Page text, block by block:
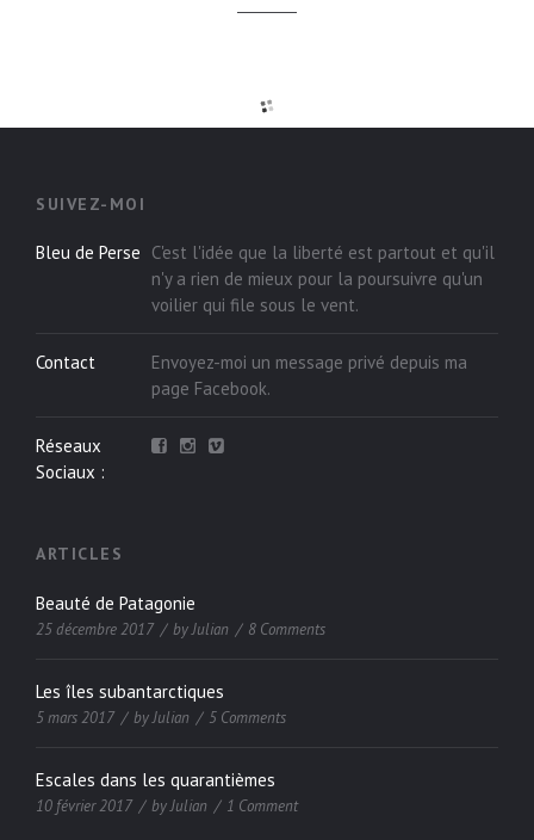
SUIVEZ-MOI
Bleu de Perse C'est l'idée que la liberté est partout et qu'il
n'y a rien de mieux pour la poursuivre qu'un
voilier qui file sous le vent.
Contact
Envoyez-moi un message privé depuis ma
page Facebook.
Réseaux
Sociaux :
ARTICLES
Beauté de Patagonie
25 décembre 2017 byJulian 8 Comments
Les îles subantarctiques
5 mars 2017 byJulian 5 Comments
Escales dans les quarantièmes
10 février 2017 byJulian 1 Comment